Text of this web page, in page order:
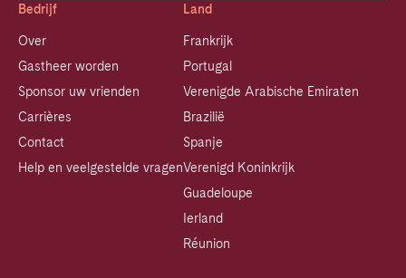
Bedrijf
Over
Gastheer worden
Sponsor uw vrienden
Carrières
Contact
Help en veelgestelde vragen
Land
Frankrijk
Portugal
Verenigde Arabische Emiraten
Brazilië
Spanje
Verenigd Koninkrijk
Guadeloupe
Ierland
Réunion